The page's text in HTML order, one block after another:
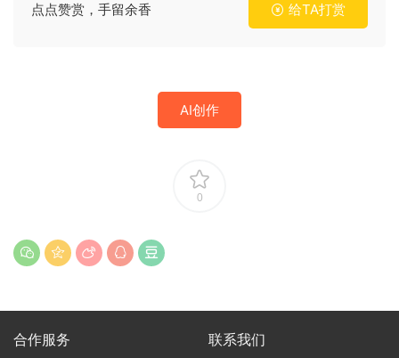
点点赞赏，手留余香 给TA打赏
AI创作
0
合作服务 联系我们